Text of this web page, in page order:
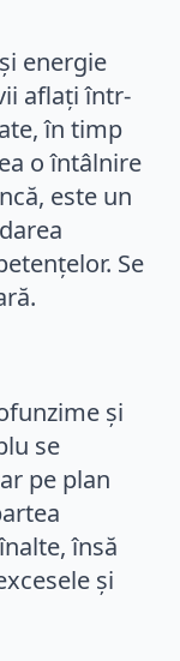
energie
aflați într-
în timp
o întâlnire
este un
Se
și
se
pe plan
însă
și